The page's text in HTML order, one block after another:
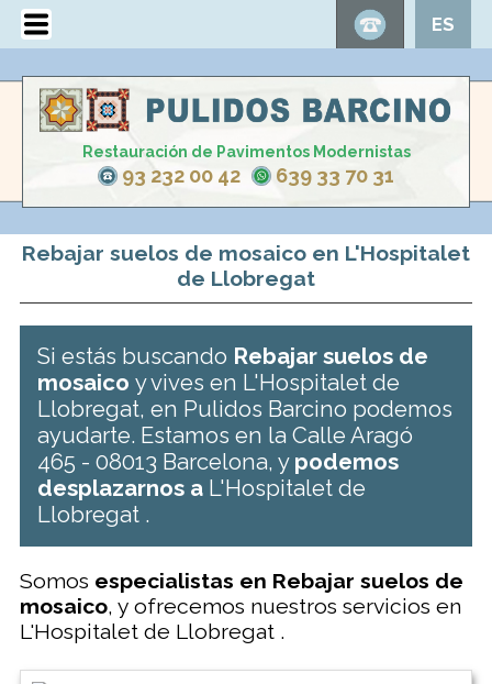
ES
Restauración de Pavimentos Modernistas
93 232 00 42 639 33 70 31
Rebajar suelos de mosaico en L'Hospitalet
de Llobregat
Si estás buscando Rebajar suelos de
mosaicoy vives en L'Hospitalet de
Llobregat, en Pulidos Barcino podemos
ayudarte. Estamos en la Calle Aragó
465 - 08013 Barcelona, y podemos
desplazarnos a L'Hospitalet de
Llobregat .
Somos especialistas en Rebajar suelos de
mosaico, y ofrecemos nuestros servicios en
L'Hospitalet de Llobregat .